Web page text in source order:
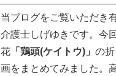
当ブログをご覧いただき
介護士しげゆきです。今
花「鶏頭(ケイトウ)」 の
画をまとめてみました。